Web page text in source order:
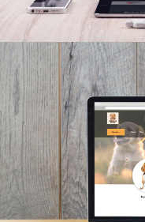
E-shop s